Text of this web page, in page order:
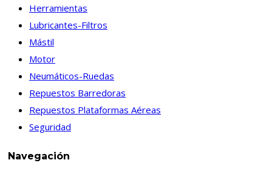
Herramientas
Lubricantes-Filtros
Mástil
Motor
Neumáticos-Ruedas
Repuestos Barredoras
Repuestos Plataformas Aéreas
Seguridad
Navegación